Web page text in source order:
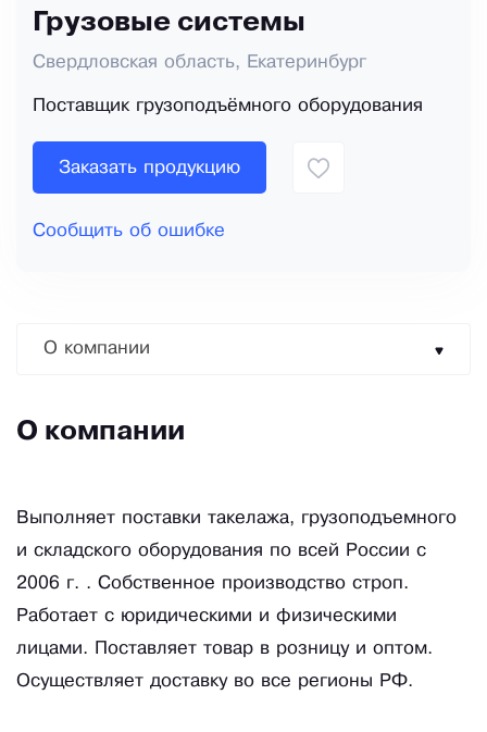
Грузовые системы
Свердловская область, Екатеринбург
Поставщик грузоподъёмного оборудования
Заказать продукцию
Сообщить об ошибке
О компании
О компании
Выполняет поставки такелажа, грузоподъемного
и складского оборудования по всей России с
2006 г. . Собственное производство строп.
Работает с юридическими и физическими
лицами. Поставляет товар в розницу и оптом.
Осуществляет доставку во все регионы РФ.